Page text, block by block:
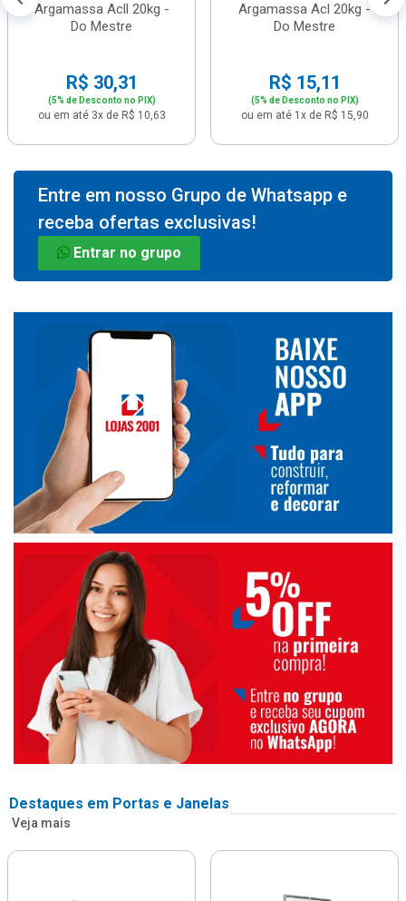
Argamassa Acll 20kg -
Do Mestre
R$ 30,31
(5% de Desconto no PIX)
ou em até 3x de R$ 10,63
Argamassa Acl 20kg -
Do Mestre
R$ 15,11
(5% de Desconto no PIX)
ou em até 1x de R$ 15,90
Entre em nosso Grupo de Whatsapp e
receba ofertas exclusivas!
Entrar no grupo
Destaques em Portas e Janelas
Veja mais